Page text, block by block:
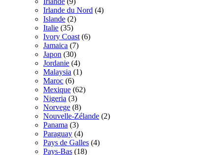
Irlande du Nord (4)
Islande (2)
Italie (35)
Ivory Coast (6)
Jamaica (7)
Japon (30)
Jordanie (4)
Malaysia (1)
Maroc (6)
Mexique (62)
Nigeria (3)
Norvege (8)
Nouvelle-Zélande (2)
Panama (3)
Paraguay (4)
Pays de Galles (4)
Pays-Bas (18)